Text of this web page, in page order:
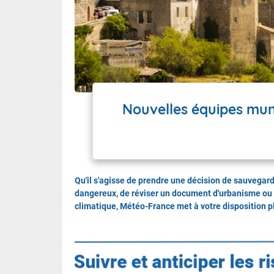
Wallis
Grand
Nouvelles équipes
Qu'il s'agisse de prendre une décision de
dangereux, de réviser un document d'urbanisme
climatique, Météo-France met à votre disposition